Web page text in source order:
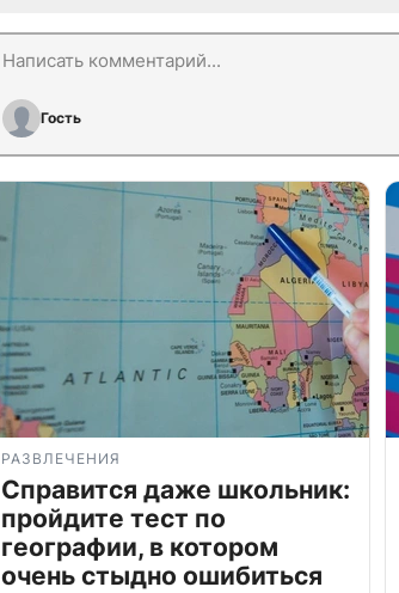
Гость
РАЗВЛЕЧЕНИЯ
Справится даже школьник:
пройдите тест по
географии, в котором
очень стыдно ошибиться